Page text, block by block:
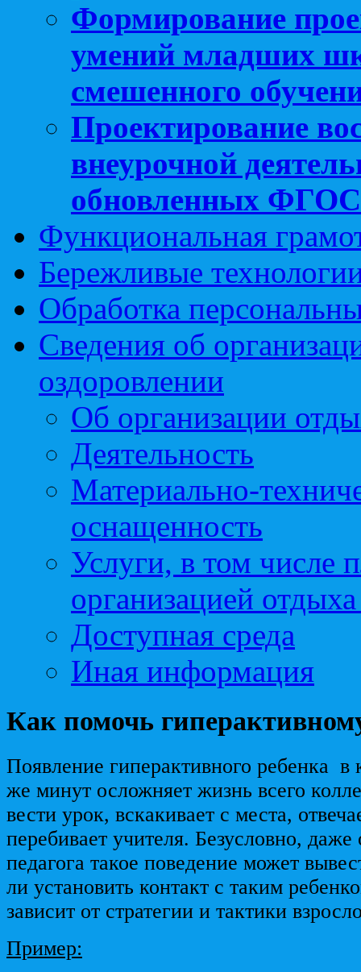
Формирование
умений младших
смешенного
Проектирование
внеурочной
обновленных
Функциональная
Бережливые
Обработка
Сведения об
оздоровлении
Об организации
Деятельность
Материально-
оснащенность
Услуги, в том числе
организацией
Доступная среда
Иная информация
Как помочь
Появление гиперактивного ребенка в
же минут осложняет жизнь всего
вести урок, вскакивает с места,
перебивает учителя. Безусловно, даже
педагога такое поведение может
ли установить контакт с таким
зависит от стратегии и тактики
Пример: